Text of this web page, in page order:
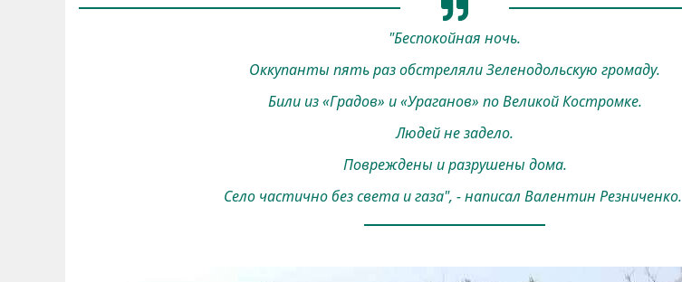
"Беспокойная ночь.
Оккупанты пять раз обстреляли Зеленодольскую громаду.
Били из «Градов» и «Ураганов» по Великой Костромке.
Людей не задело.
Повреждены и разрушены дома.
Село частично без света и газа", - написал Валентин Резниченко.